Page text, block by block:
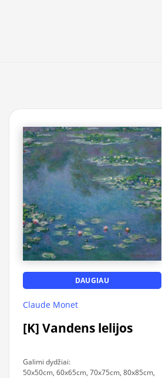
DAUGIAU
Claude Monet
[K] Vandens lelijos
Galimi dydžiai:
50x50cm, 60x65cm, 70x75cm, 80x85cm,